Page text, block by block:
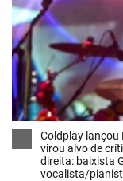
Coldplay lançou
virou alvo de
direita: baixista
vocalista/